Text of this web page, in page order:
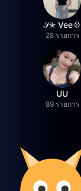
𝒮✮ Vee💠
28 รายการ
UU
89 รายการ